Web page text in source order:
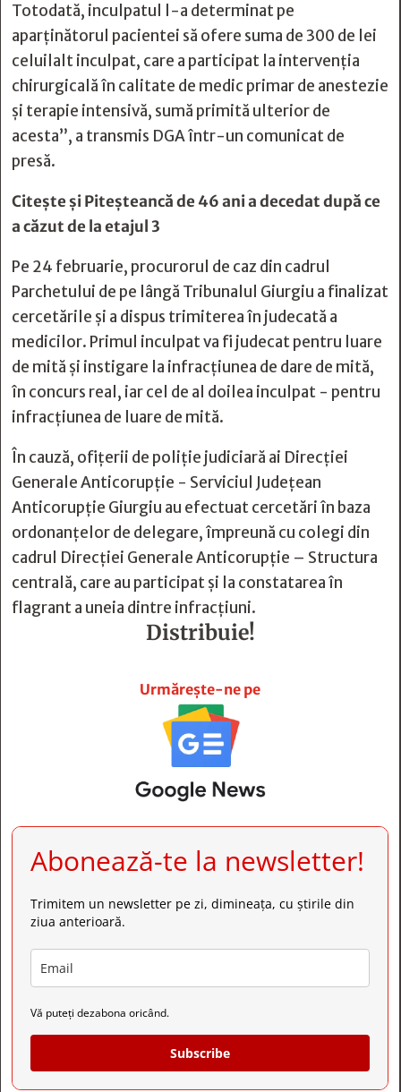
Totodată, inculpatul l-a determinat pe
aparținătorul pacientei să ofere suma de 300 de lei
celuilalt inculpat, care a participat la intervenția
chirurgicală în calitate de medic primar de anestezie
și terapie intensivă, sumă primită ulterior de
acesta”, a transmis DGA într-un comunicat de
presă.
Citește șiPiteșteancă de 46 ani a decedat după ce
a căzut de la etajul 3
Pe 24 februarie, procurorul de caz din cadrul
Parchetului de pe lângă Tribunalul Giurgiu a finalizat
cercetările și a dispus trimiterea în judecată a
medicilor. Primul inculpat va fi judecat pentru luare
de mită și instigare la infracțiunea de dare de mită,
în concurs real, iar cel de al doilea inculpat - pentru
infracțiunea de luare de mită.
În cauză, ofițerii de poliție judiciară ai Direcției
Generale Anticorupție - Serviciul Județean
Anticorupție Giurgiu au efectuat cercetări în baza
ordonanțelor de delegare, împreună cu colegi din
cadrul Direcției Generale Anticorupție – Structura
centrală, care au participat și la constatarea în
flagrant a uneia dintre infracțiuni.
Distribuie!
Urmărește-ne pe
Abonează-te la newsletter!
Trimitem un newsletter pe zi, dimineața, cu știrile din
ziua anterioară.
Vă puteți dezabona oricând.
Subscribe